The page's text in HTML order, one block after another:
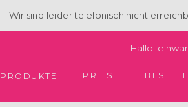
Wir sind leider telefonisch nicht
PRODUKTE PREISE